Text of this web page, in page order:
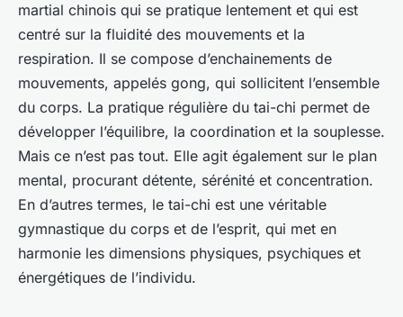
martial chinois qui se pratique lentement et qui est
centré sur la fluidité des mouvements et la
respiration. Il se compose d’enchainements de
mouvements, appelés gong, qui sollicitent l’ensemble
du corps. La pratique régulière du tai-chi permet de
développer l’équilibre, la coordination et la souplesse.
Mais ce n’est pas tout. Elle agit également sur le plan
mental, procurant détente, sérénité et concentration.
En d’autres termes, le tai-chi est une véritable
gymnastique du corps et de l’esprit, qui met en
harmonie les dimensions physiques, psychiques et
énergétiques de l’individu.